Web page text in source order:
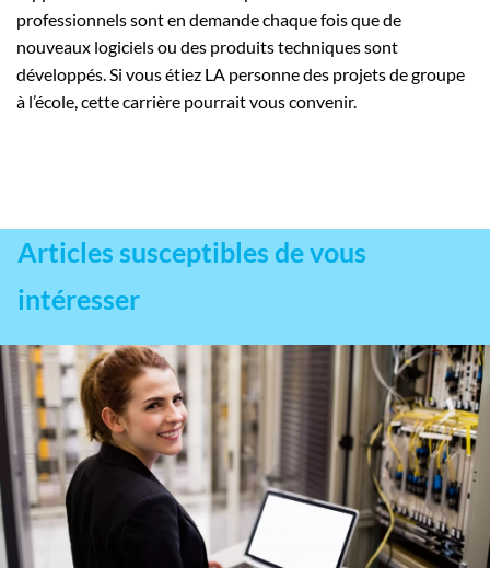
professionnels sont en demande chaque fois que de
nouveaux logiciels ou des produits techniques sont
développés. Si vous étiez LA personne des projets de groupe
à l’école, cette carrière pourrait vous convenir.
Articles susceptibles de vous
intéresser